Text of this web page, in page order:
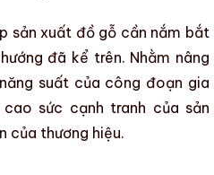
sản xuất đồ gỗ cần nắm bắt
đã kể trên. Nhằm nâng
suất của công đoạn gia
sức cạnh tranh của sản
của thương hiệu.